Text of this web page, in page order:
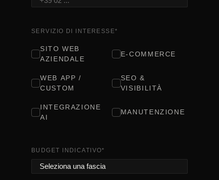
SERVIZIO DI INTERESSE*
SITO WEB
AZIENDALE
E-COMMERCE
WEB APP /
CUSTOM
SEO &
VISIBILITÀ
INTEGRAZIONE
AI
MANUTENZIONE
BUDGET INDICATIVO*